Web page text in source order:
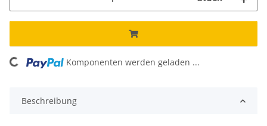
Komponenten werden geladen ...
Beschreibung